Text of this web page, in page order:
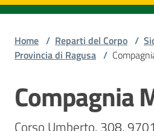
siamo
Cosa
facciamo
Home / Reparti del Corpo /
Provincia di Ragusa /
Salta al contenuto
Compagnia
Corso Umberto, 308,